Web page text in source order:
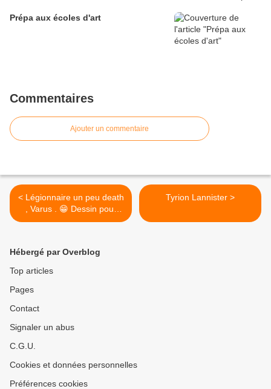
Prépa aux écoles d'art
Commentaires
Ajouter un commentaire
< Légionnaire un peu death
, Varus . 😁 Dessin pour
tattoo . #legion #tattoolife
#tatouages #ink #skull
#tatoueur #artwork #dessin
#tattooartist #illustration
#bordeaux #dessin
#amazingink #chesttattoo
#sleevetattoo #illustrator
#draw #crane #legionnaire
@Bordeaux, France
Tyrion Lannister >
Hébergé par Overblog
Top articles
Pages
Contact
Signaler un abus
C.G.U.
Cookies et données personnelles
Préférences cookies